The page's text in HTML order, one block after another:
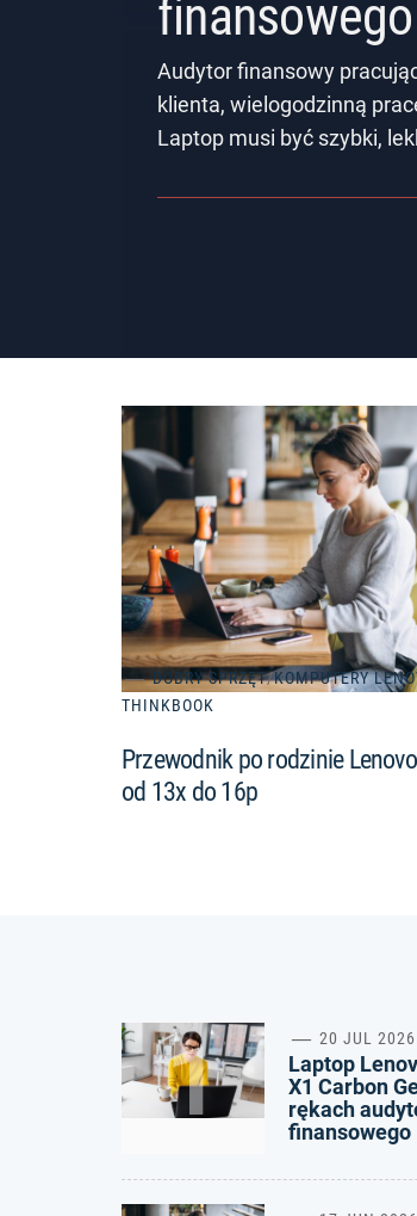
Audytor finansowy
klienta, wielogodzinną
Laptop musi być szybki,
DOBRY SPRZĘT/KOMPUTERY
THINKBOOK
Przewodnik po rodzinie
od 13x do 16p
1 20 JUL 2026
Laptop
X1 Carbon
rękach
finansowego